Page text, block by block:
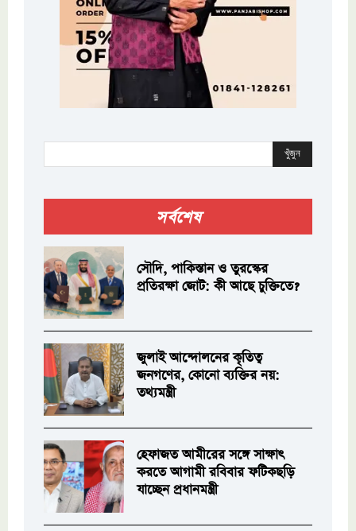
খুঁজুন
সর্বশেষ
সৌদি, পাকিস্তান ও তুরস্কের
প্রতিরক্ষা জোট: কী আছে চুক্তিতে?
জুলাই আন্দোলনের কৃতিত্ব
জনগণের, কোনো ব্যক্তির নয়:
তথ্যমন্ত্রী
হেফাজত আমীরের সঙ্গে সাক্ষাৎ
করতে আগামী রবিবার ফটিকছড়ি
যাচ্ছেন প্রধানমন্ত্রী